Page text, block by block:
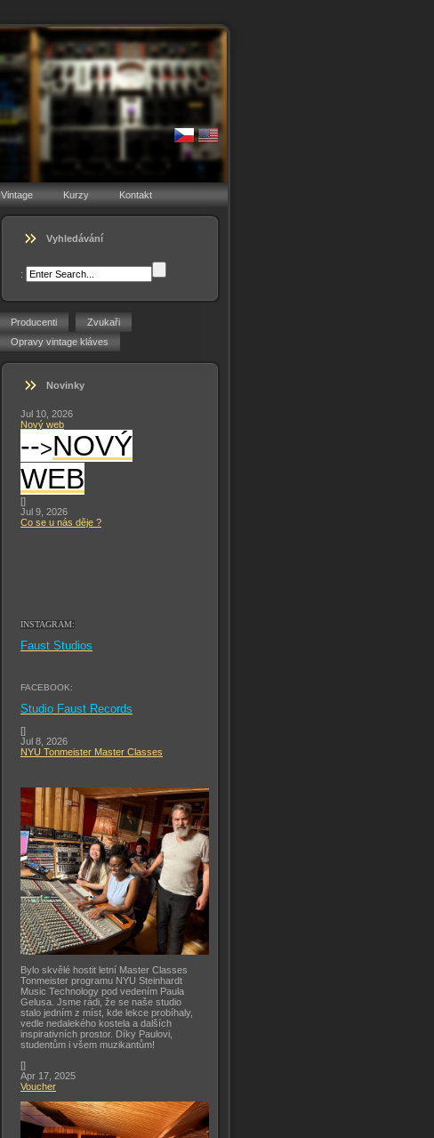
Vintage Kurzy Kontakt
Vyhledávání
:
Producenti
Zvukaři
Opravy vintage kláves
Novinky
Jul 10, 2026
Nový web
-->NOVÝ
WEB
[]
Jul 9, 2026
Co se u nás děje ?
INSTAGRAM:
Faust Studios
FACEBOOK:
Studio Faust Records
[]
Jul 8, 2026
NYU Tonmeister Master Classes
Bylo skvělé hostit letní Master Classes
Tonmeister programu NYU Steinhardt
Music Technology pod vedením Paula
Gelusa. Jsme rádi, že se naše studio
stalo jedním z míst, kde lekce probíhaly,
vedle nedalekého kostela a dalších
inspirativních prostor. Díky Paulovi,
studentům i všem muzikantům!
[]
Apr 17, 2025
Voucher